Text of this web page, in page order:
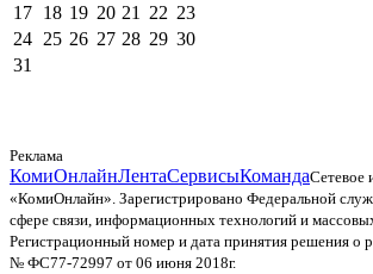
17 18 19 20 21 22 23
24 25 26 27 28 29 30
31
Реклама
КомиОнлайнЛентаСервисыКомандаСетевое
«КомиОнлайн». Зарегистрировано Федеральной
сфере связи, информационных технологий и
Регистрационный номер и дата принятия решения о
№ ФС77-72997 от 06 июня 2018г.